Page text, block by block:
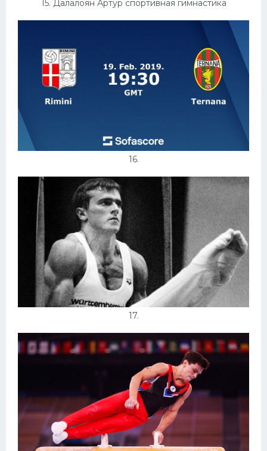
15. Далалоян Артур спортивная гимнастика
16.
17.